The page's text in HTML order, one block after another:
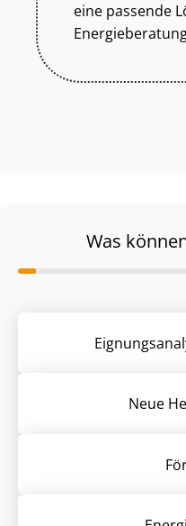
eine passende
Was
Neue